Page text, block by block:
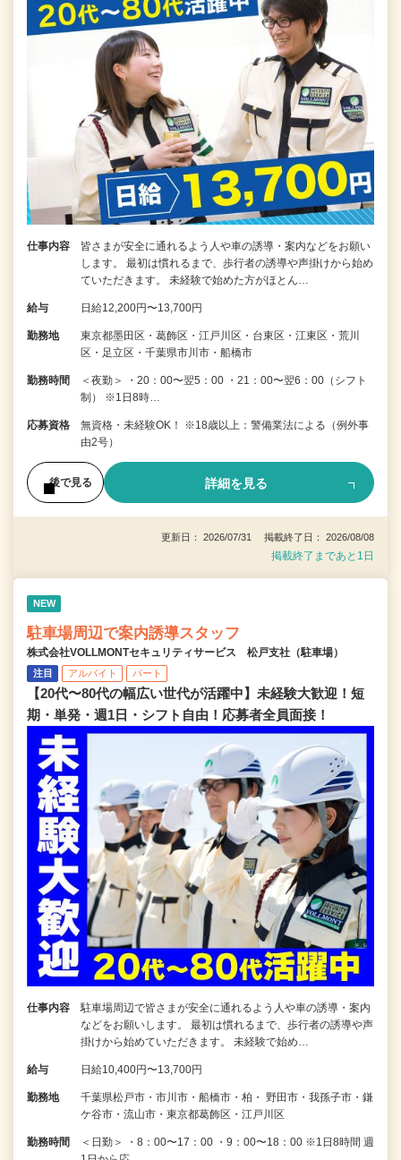
仕事内容
皆さまが安全に通れるよう人や車の誘導・案内などをお願い
します。 最初は慣れるまで、歩行者の誘導や声掛けから始め
ていただきます。 未経験で始めた方がほとん…
給与 日給12,200円〜13,700円
勤務地
東京都墨田区・葛飾区・江戸川区・台東区・江東区・荒川
区・足立区・千葉県市川市・船橋市
勤務時間
＜夜勤＞ ・20：00〜翌5：00 ・21：00〜翌6：00（シフト
制） ※1日8時…
応募資格
無資格・未経験OK！ ※18歳以上：警備業法による（例外事
由2号）
後で見る 詳細を見る
更新日： 2026/07/31 掲載終了日： 2026/08/08
掲載終了まであと1日
NEW
駐車場周辺で案内誘導スタッフ
株式会社VOLLMONTセキュリティサービス 松戸支社（駐車場）
注目 アルバイト パート
【20代〜80代の幅広い世代が活躍中】未経験大歓迎！短
期・単発・週1日・シフト自由！応募者全員面接！
仕事内容
駐車場周辺で皆さまが安全に通れるよう人や車の誘導・案内
などをお願いします。 最初は慣れるまで、歩行者の誘導や声
掛けから始めていただきます。 未経験で始め…
給与 日給10,400円〜13,700円
勤務地
千葉県松戸市・市川市・船橋市・柏・ 野田市・我孫子市・鎌
ケ谷市・流山市・東京都葛飾区・江戸川区
勤務時間
＜日勤＞ ・8：00〜17：00 ・9：00〜18：00 ※1日8時間 週